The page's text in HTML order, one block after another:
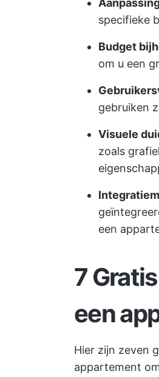
specifieke
Budget
om u een
gebruiken
Visuele
zoals
een
7
een
Hier zijn zeven
appartement